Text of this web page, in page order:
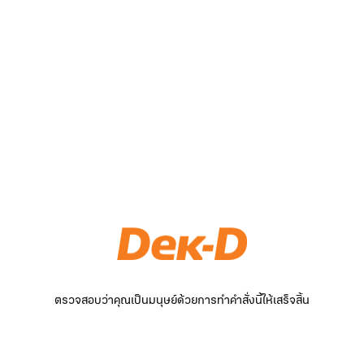
ตรวจสอบว่าคุณเป็นมนุษย์ด้วยการทำคำสั่งนี้ให้เสร็จสิ้น